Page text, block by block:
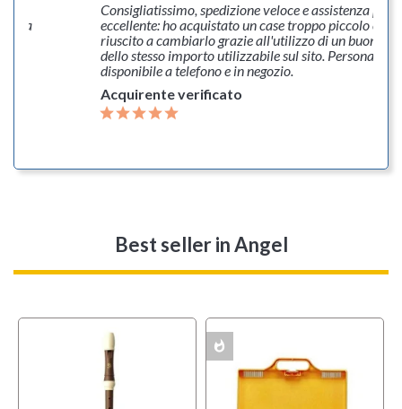
Consigliatissimo, spedizione veloce e assistenza
eccellente: ho acquistato un case troppo piccolo e
riuscito a cambiarlo grazie all'utilizzo di un buono
dello stesso importo utilizzabile sul sito. Personale
disponibile a telefono e in negozio.
Acquirente verificato
Best sellerin Angel
whatshot